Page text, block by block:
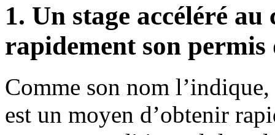
1. Un stage accéléré
rapidement son permis
Comme son nom
est un moyen d’obtenir